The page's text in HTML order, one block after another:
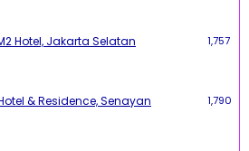
Hotel, Jakarta Selatan 1,757
& Residence, Senayan 1,790